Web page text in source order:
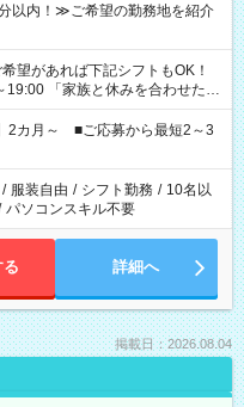
以内！≫ご希望の勤務地を紹介
合わせた
がしたい」 「できれば残業はし
いね。 ※Wワーク希望
る勤務時間と、もう1つのお仕事
超える場合は応募できません。
2カ月～ ■ご応募から最短2～3
/ 服装自由 / シフト勤務 / 10名以
パソコンスキル不要
る 詳細へ
掲載日：2026.08.04